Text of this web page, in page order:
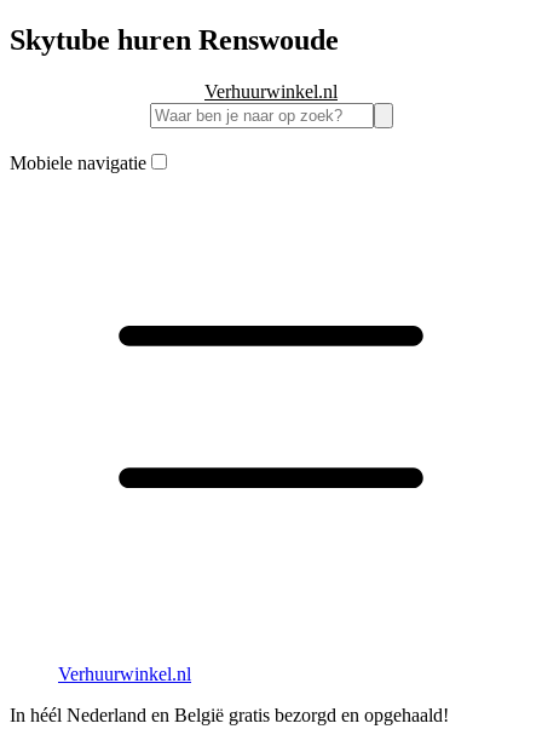
Skytube huren Renswoude
Verhuurwinkel.nl
Mobiele navigatie
Verhuurwinkel.nl
In héél Nederland en België gratis bezorgd en opgehaald!